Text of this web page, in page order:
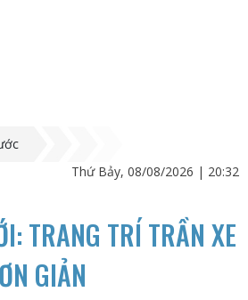
Thứ Bảy, 08/08/2026 | 20:32
TRANG TRÍ TRẦN XE
GIẢN